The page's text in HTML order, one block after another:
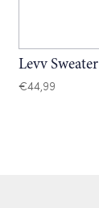
Levv Sweater
€44,99